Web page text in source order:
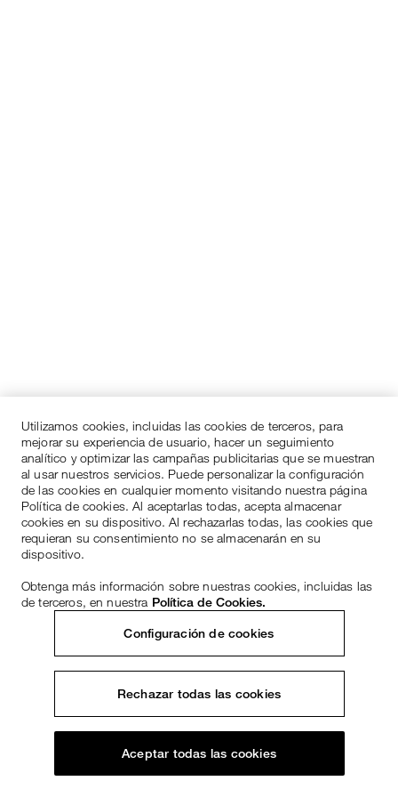
Utilizamos cookies, incluidas las cookies de terceros, para
mejorar su experiencia de usuario, hacer un seguimiento
analítico y optimizar las campañas publicitarias que se muestran
al usar nuestros servicios. Puede personalizar la configuración
de las cookies en cualquier momento visitando nuestra página
Política de cookies. Al aceptarlas todas, acepta almacenar
cookies en su dispositivo. Al rechazarlas todas, las cookies que
requieran su consentimiento no se almacenarán en su
dispositivo.
Obtenga más información sobre nuestras cookies, incluidas las
de terceros, en nuestra Política de Cookies.
Configuración de cookies
Rechazar todas las cookies
Aceptar todas las cookies